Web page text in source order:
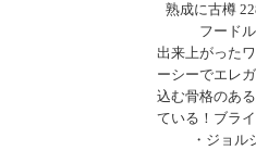
熟成に古樽
フードル
出来上がった
ーシーでエレ
込む骨格のあ
ている！ブラ
・ジョル